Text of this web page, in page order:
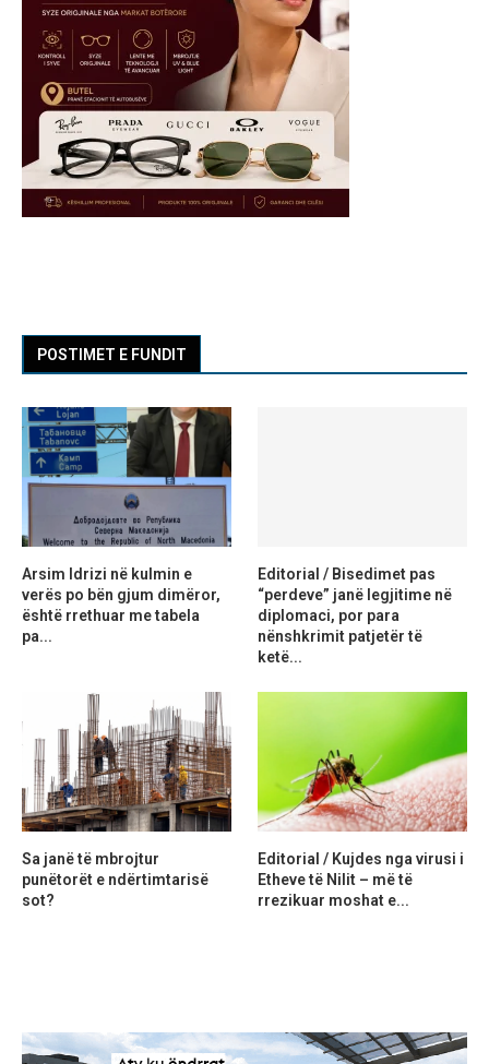
POSTIMET E FUNDIT
Arsim Idrizi në kulmin e
verës po bën gjum dimëror,
është rrethuar me tabela
pa...
Editorial / Bisedimet pas
“perdeve” janë legjitime në
diplomaci, por para
nënshkrimit patjetër të
ketë...
Sa janë të mbrojtur
punëtorët e ndërtimtarisë
sot?
Editorial / Kujdes nga virusi i
Etheve të Nilit – më të
rrezikuar moshat e...